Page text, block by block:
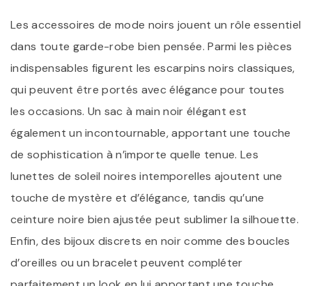
Les accessoires de mode noirs jouent un rôle essentiel
dans toute garde-robe bien pensée. Parmi les pièces
indispensables figurent les escarpins noirs classiques,
qui peuvent être portés avec élégance pour toutes
les occasions. Un sac à main noir élégant est
également un incontournable, apportant une touche
de sophistication à n’importe quelle tenue. Les
lunettes de soleil noires intemporelles ajoutent une
touche de mystère et d’élégance, tandis qu’une
ceinture noire bien ajustée peut sublimer la silhouette.
Enfin, des bijoux discrets en noir comme des boucles
d’oreilles ou un bracelet peuvent compléter